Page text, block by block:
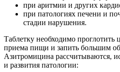
при аритмии и других
при патологиях печени и
стадии нарушения.
Таблетку необходимо проглотить
приема пищи и запить большим
Азитромицина рассчитываются,
и развития патологии: